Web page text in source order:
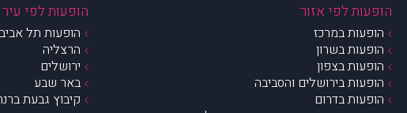
הופעות לפי אזור
הופעות במרכז
הופעות בשרון
הופעות בצפון
הופעות בירושלים והסביבה
הופעות בדרום
הופעות לפי עיר
הופעות תל
הרצליה
ירושלים
באר שבע
קיבוץ גבעת